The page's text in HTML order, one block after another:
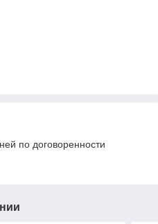
по договоренности